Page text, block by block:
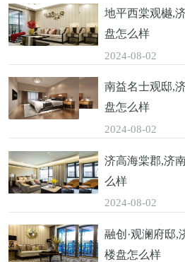
地平西棠观樾,
盘怎么样
2024-08-02
南益名士观邸,
盘怎么样
2024-08-02
济高海棠郡,济
么样
2024-08-02
融创·观澜府邸,
楼盘怎么样